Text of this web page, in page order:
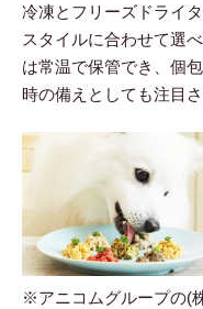
冷凍とフリーズドライ
スタイルに合わせて選
は常温で保管でき、個
時の備えとしても注目
※アニコムグループの(